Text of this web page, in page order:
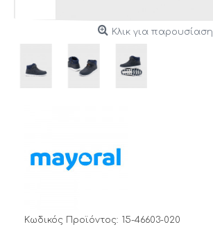
Κλικ για παρουσίαση
Κωδικός Προϊόντος: 15-46603-020